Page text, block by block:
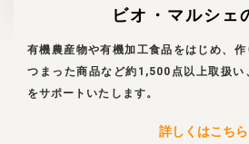
ビオ・マルシェ
有機農産物や有機加工食品をはじめ、
つまった商品など約1,500点以上取扱い
をサポートいたします。
詳しくはこちら